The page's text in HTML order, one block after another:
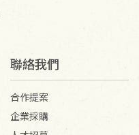
聯絡我們
合作提案
企業採購